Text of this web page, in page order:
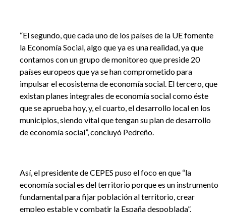
“El segundo, que cada uno de los países de la UE fomente
la Economía Social, algo que ya es una realidad, ya que
contamos con un grupo de monitoreo que preside 20
países europeos que ya se han comprometido para
impulsar el ecosistema de economía social. El tercero, que
existan planes integrales de economía social como éste
que se aprueba hoy, y, el cuarto, el desarrollo local en los
municipios, siendo vital que tengan su plan de desarrollo
de economía social”, concluyó Pedreño.
Así, el presidente de CEPES puso el foco en que “la
economía social es del territorio porque es un instrumento
fundamental para fijar población al territorio, crear
empleo estable y combatir la España despoblada”.